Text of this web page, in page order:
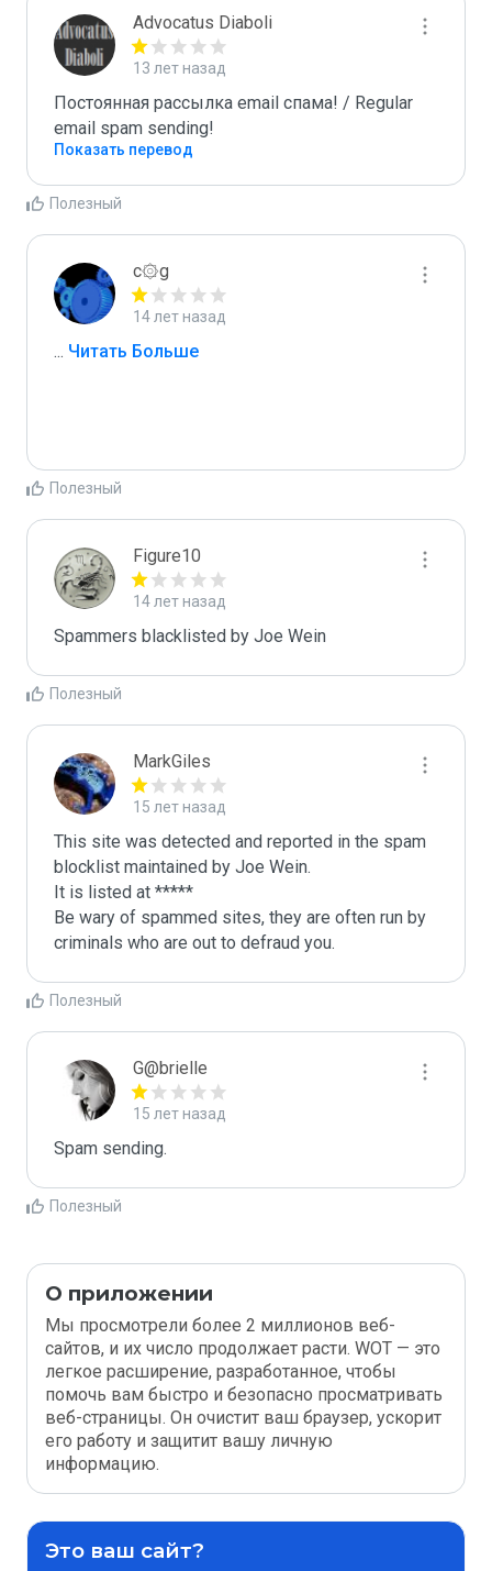
Advocatus Diaboli
13 лет назад
Постоянная рассылка email спама! / Regular
email spam sending!
Показать перевод
Полезный
c۞g
14 лет назад
... Читать Больше
Полезный
Figure10
14 лет назад
Spammers blacklisted by Joe Wein
Полезный
MarkGiles
15 лет назад
This site was detected and reported in the spam
blocklist maintained by Joe Wein.
It is listed at *****
Be wary of spammed sites, they are often run by
criminals who are out to defraud you.
Полезный
G@brielle
15 лет назад
Spam sending.
Полезный
О приложении
Мы просмотрели более 2 миллионов веб-
сайтов, и их число продолжает расти. WOT — это
легкое расширение, разработанное, чтобы
помочь вам быстро и безопасно просматривать
веб-страницы. Он очистит ваш браузер, ускорит
его работу и защитит вашу личную
информацию.
Это ваш сайт?